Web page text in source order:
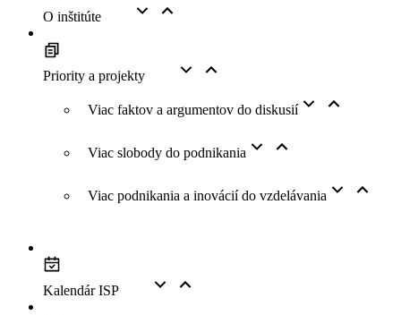
O inštitúte
Priority a projekty
Viac faktov a argumentov do diskusií
Viac slobody do podnikania
Viac podnikania a inovácií do vzdelávania
Kalendár ISP